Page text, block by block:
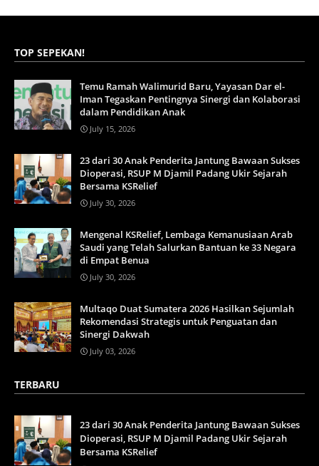
TOP SEPEKAN!
Temu Ramah Walimurid Baru, Yayasan Dar el-
Iman Tegaskan Pentingnya Sinergi dan Kolaborasi
dalam Pendidikan Anak
July 15, 2026
23 dari 30 Anak Penderita Jantung Bawaan Sukses
Dioperasi, RSUP M Djamil Padang Ukir Sejarah
Bersama KSRelief
July 30, 2026
Mengenal KSRelief, Lembaga Kemanusiaan Arab
Saudi yang Telah Salurkan Bantuan ke 33 Negara
di Empat Benua
July 30, 2026
Multaqo Duat Sumatera 2026 Hasilkan Sejumlah
Rekomendasi Strategis untuk Penguatan dan
Sinergi Dakwah
July 03, 2026
TERBARU
23 dari 30 Anak Penderita Jantung Bawaan Sukses
Dioperasi, RSUP M Djamil Padang Ukir Sejarah
Bersama KSRelief